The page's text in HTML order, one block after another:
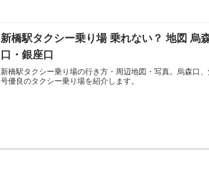
新橋駅タクシー乗り場 乗れない？ 地図 烏
口・銀座口
新橋駅タクシー乗り場の行き方・周辺地図・写真。烏森口
号優良のタクシー乗り場を紹介します。